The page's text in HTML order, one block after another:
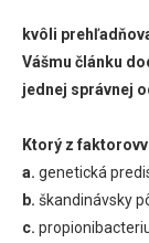
kvôli
Vášmu článku
jednej správnej
Ktorý z
a. genetická
b. škandinávsky
c.